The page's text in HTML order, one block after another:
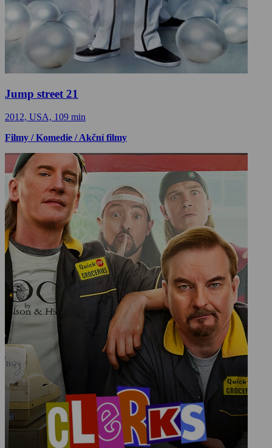
Jump street 21
2012, USA, 109 min
Filmy / Komedie / Akční filmy